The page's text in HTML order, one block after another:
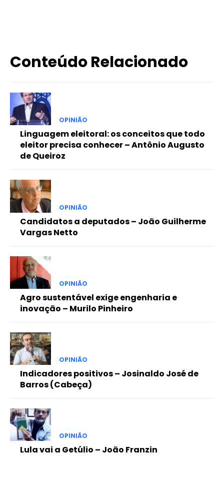
Conteúdo Relacionado
OPINIÃO
Linguagem eleitoral: os conceitos que todo
eleitor precisa conhecer – Antônio Augusto
de Queiroz
OPINIÃO
Candidatos a deputados – João Guilherme
Vargas Netto
OPINIÃO
Agro sustentável exige engenharia e
inovação – Murilo Pinheiro
OPINIÃO
Indicadores positivos – Josinaldo José de
Barros (Cabeça)
OPINIÃO
Lula vai a Getúlio – João Franzin